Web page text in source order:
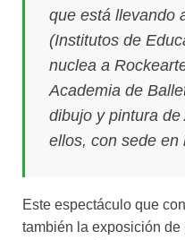
que está llevando
(Institutos de
nuclea a
Academia de
dibujo y pintura
ellos, con sede en
Este espectáculo que
también la exposición